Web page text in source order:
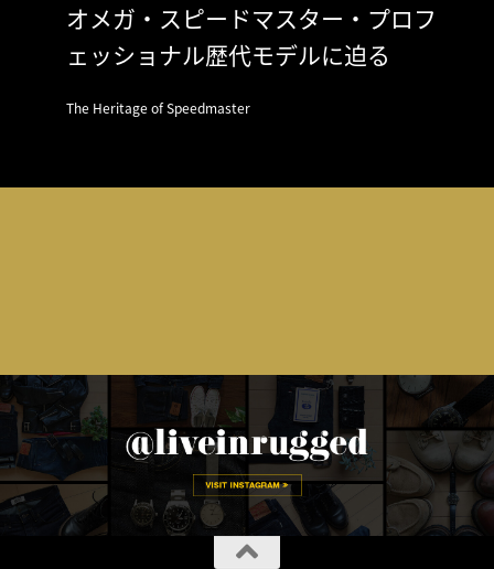
オメガ・スピードマスター・プロフ
ェッショナル歴代モデルに迫る
The Heritage of Speedmaster